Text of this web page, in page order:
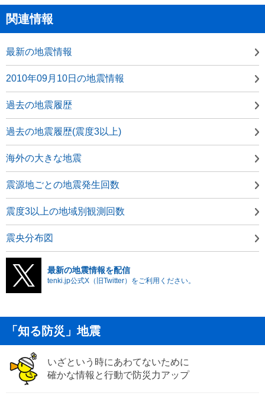
関連情報
最新の地震情報
2010年09月10日の地震情報
過去の地震履歴
過去の地震履歴(震度3以上)
海外の大きな地震
震源地ごとの地震発生回数
震度3以上の地域別観測回数
震央分布図
最新の地震情報を配信
tenki.jp公式X（旧Twitter）をご利用ください。
「知る防災」地震
いざという時にあわてないために
確かな情報と行動で防災力アップ